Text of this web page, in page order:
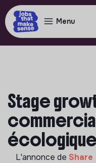
Menu
Stage
L'annonce de Share